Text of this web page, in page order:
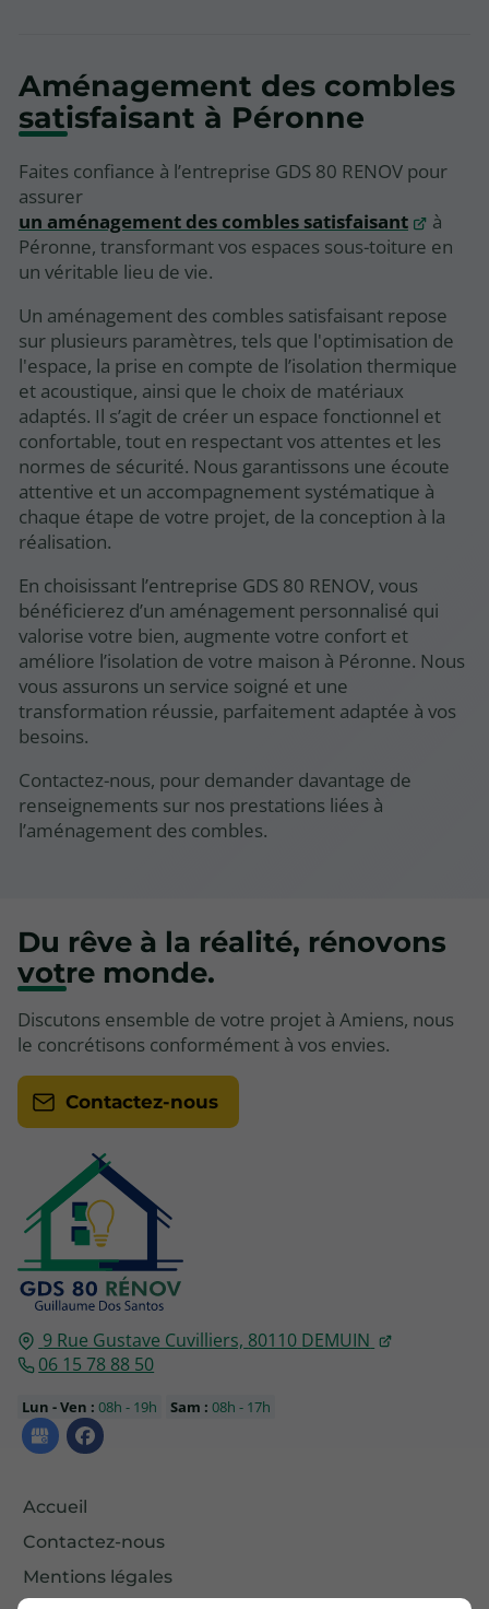
Aménagement des combles
satisfaisant à Péronne
Faites confiance à l’entreprise GDS 80 RENOV pour
assurer
un aménagement des combles satisfaisant
à
Péronne, transformant vos espaces sous-toiture en
un véritable lieu de vie.
Un aménagement des combles satisfaisant repose
sur plusieurs paramètres, tels que l'optimisation de
l'espace, la prise en compte de l’isolation thermique
et acoustique, ainsi que le choix de matériaux
adaptés. Il s’agit de créer un espace fonctionnel et
confortable, tout en respectant vos attentes et les
normes de sécurité. Nous garantissons une écoute
attentive et un accompagnement systématique à
chaque étape de votre projet, de la conception à la
réalisation.
En choisissant l’entreprise GDS 80 RENOV, vous
bénéficierez d’un aménagement personnalisé qui
valorise votre bien, augmente votre confort et
améliore l’isolation de votre maison à Péronne. Nous
vous assurons un service soigné et une
transformation réussie, parfaitement adaptée à vos
besoins.
Contactez-nous, pour demander davantage de
renseignements sur nos prestations liées à
l’aménagement des combles.
9 Rue Gustave Cuvilliers, 80110 DEMUIN
06 15 78 88 50
Lun - Ven : 08h - 19h Sam : 08h - 17h
Accueil
Contactez-nous
Mentions légales
Du rêve à la réalité, rénovons
votre monde.
Discutons ensemble de votre projet à Amiens, nous
le concrétisons conformément à vos envies.
Contactez-nous